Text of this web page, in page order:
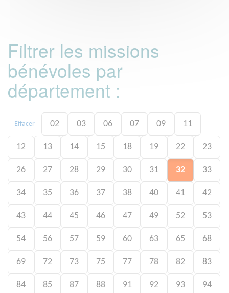
Filtrer les missions
bénévoles par
département :
Effacer 02 03 06 07 09 11
12 13 14 15 18 19 22 23
26 27 28 29 30 31 32 33
34 35 36 37 38 40 41 42
43 44 45 46 47 49 52 53
54 56 57 59 60 63 65 68
69 72 73 75 77 78 82 83
84 85 87 88 91 92 93 94